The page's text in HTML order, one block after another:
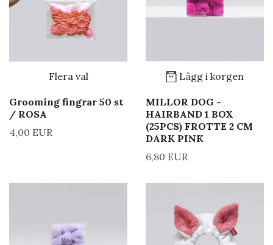
Flera val
Grooming fingrar 50 st
/ ROSA
4,00 EUR
Lägg i korgen
MILLOR DOG -
HAIRBAND 1 BOX
(25PCS) FROTTE 2 CM
DARK PINK
6,80 EUR